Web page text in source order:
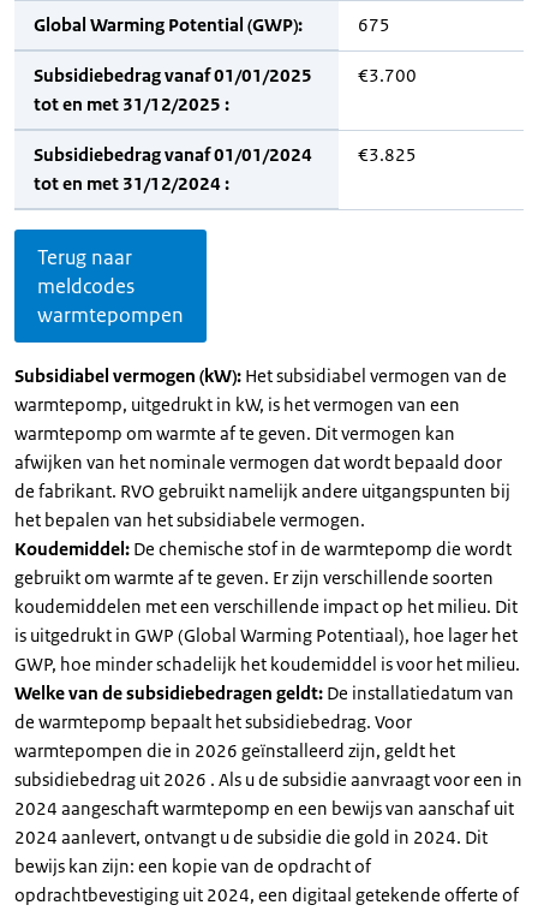
Global Warming Potential (GWP): 675
Subsidiebedrag vanaf 01/01/2025
tot en met 31/12/2025 :
€3.700
Subsidiebedrag vanaf 01/01/2024
tot en met 31/12/2024 :
€3.825
Terug naar
meldcodes
warmtepompen
Subsidiabel vermogen (kW): Het subsidiabel vermogen van de
warmtepomp, uitgedrukt in kW, is het vermogen van een
warmtepomp om warmte af te geven. Dit vermogen kan
afwijken van het nominale vermogen dat wordt bepaald door
de fabrikant. RVO gebruikt namelijk andere uitgangspunten bij
het bepalen van het subsidiabele vermogen.
Koudemiddel: De chemische stof in de warmtepomp die wordt
gebruikt om warmte af te geven. Er zijn verschillende soorten
koudemiddelen met een verschillende impact op het milieu. Dit
is uitgedrukt in GWP (Global Warming Potentiaal), hoe lager het
GWP, hoe minder schadelijk het koudemiddel is voor het milieu.
Welke van de subsidiebedragen geldt: De installatiedatum van
de warmtepomp bepaalt het subsidiebedrag. Voor
warmtepompen die in 2026 geïnstalleerd zijn, geldt het
subsidiebedrag uit 2026 . Als u de subsidie aanvraagt voor een in
2024 aangeschaft warmtepomp en een bewijs van aanschaf uit
2024 aanlevert, ontvangt u de subsidie die gold in 2024. Dit
bewijs kan zijn: een kopie van de opdracht of
opdrachtbevestiging uit 2024, een digitaal getekende offerte of